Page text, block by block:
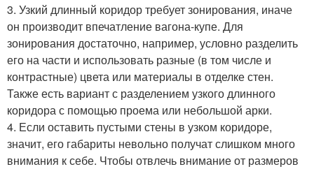
3. Узкий длинный коридор требует зонирования, иначе
он производит впечатление вагона-купе. Для
зонирования достаточно, например, условно разделить
его на части и использовать разные (в том числе и
контрастные) цвета или материалы в отделке стен.
Также есть вариант с разделением узкого длинного
коридора с помощью проема или небольшой арки.
4. Если оставить пустыми стены в узком коридоре,
значит, его габариты невольно получат слишком много
внимания к себе. Чтобы отвлечь внимание от размеров